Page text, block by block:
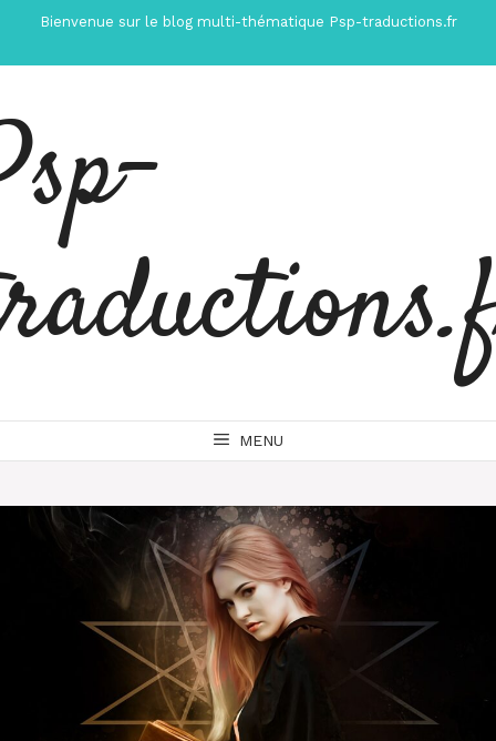
contenu
Bienvenue sur le blog multi-thématique Psp-traductions.fr
MENU